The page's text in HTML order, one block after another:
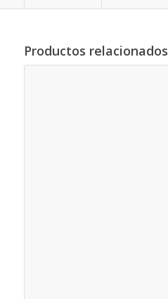
Productos relacionados